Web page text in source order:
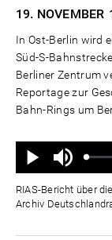
19. NOVEMBER
In Ost-Berlin wird
Süd-S-
Berliner Zentrum
Reportage zur
Bahn-Rings um
Wiedergabe
Ton
aus
Status:
RIAS-Bericht über
Archiv